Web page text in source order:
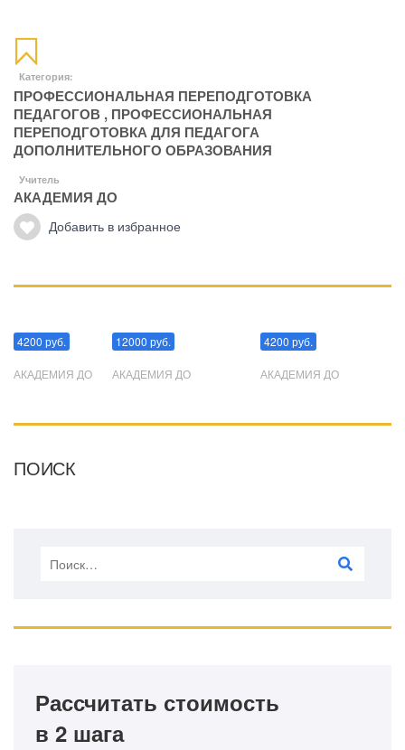
Категория:
ПРОФЕССИОНАЛЬНАЯ ПЕРЕПОДГОТОВКА
ПЕДАГОГОВ , ПРОФЕССИОНАЛЬНАЯ
ПЕРЕПОДГОТОВКА ДЛЯ ПЕДАГОГА
ДОПОЛНИТЕЛЬНОГО ОБРАЗОВАНИЯ
Учитель
АКАДЕМИЯ ДО
Добавить в избранное
4200 руб.
АКАДЕМИЯ ДО
12000 руб.
АКАДЕМИЯ ДО
4200 руб.
АКАДЕМИЯ ДО
ПОИСК
Рассчитать стоимость
в 2 шага